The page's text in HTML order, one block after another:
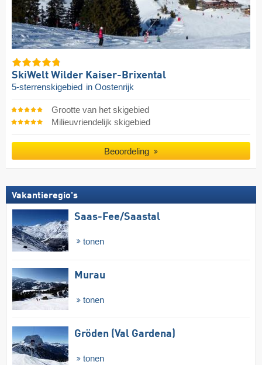
SkiWelt Wilder Kaiser-Brixental
5-sterrenskigebied in Oostenrijk
Grootte van het skigebied
Milieuvriendelijk skigebied
Beoordeling
Vakantieregio's
Saas-Fee/​Saastal
tonen
Murau
tonen
Gröden (Val Gardena)
tonen